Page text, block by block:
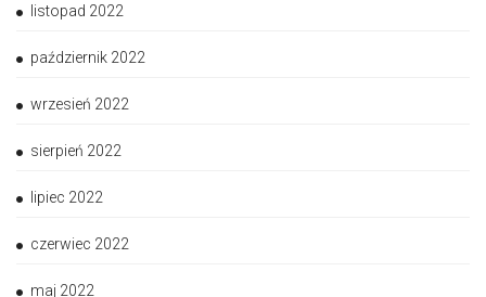
listopad 2022
październik 2022
wrzesień 2022
sierpień 2022
lipiec 2022
czerwiec 2022
maj 2022